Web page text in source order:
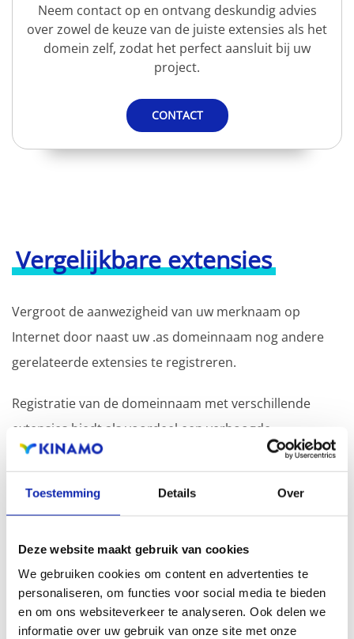
Toestemming Details Over
Deze website maakt gebruik van cookies
We gebruiken cookies om content en advertenties te
personaliseren, om functies voor social media te bieden
en om ons websiteverkeer te analyseren. Ook delen we
informatie over uw gebruik van onze site met onze
Neem contact op en ontvang deskundig advies
over zowel de keuze van de juiste extensies als het
domein zelf, zodat het perfect aansluit bij uw
project.
CONTACT
Vergelijkbare extensies
Vergroot de aanwezigheid van uw merknaam op
Internet door naast uw .as domeinnaam nog andere
gerelateerde extensies te registreren.
Registratie van de domeinnaam met verschillende
extensies biedt als voordeel een verhoogde
zichtbaarheid in zoekmachines, geografische
zoekresultaten in zoekmachines.
Registreer uw domeinnamen